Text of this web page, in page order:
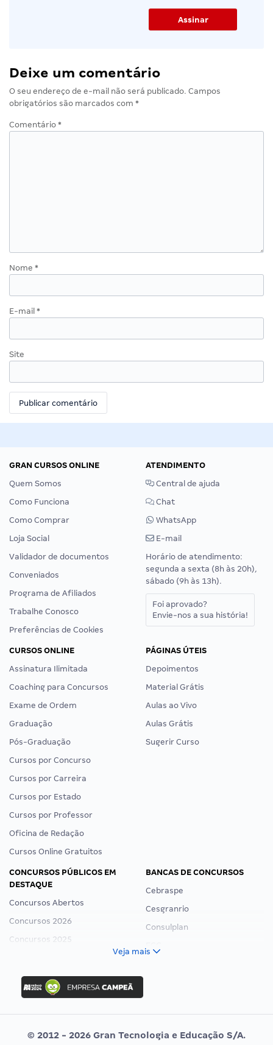
Deixe um comentário
O seu endereço de e-mail não será publicado. Campos
obrigatórios são marcados com *
Comentário *
Nome *
E-mail *
Site
GRAN CURSOS ONLINE
Quem Somos
Como Funciona
Como Comprar
Loja Social
Validador de documentos
Conveniados
Programa de Afiliados
Trabalhe Conosco
Preferências de Cookies
ATENDIMENTO
Central de ajuda
Chat
WhatsApp
E-mail
Horário de atendimento:
segunda a sexta (8h às 20h),
sábado (9h às 13h).
Foi aprovado?
Envie-nos a sua história!
CURSOS ONLINE
Assinatura Ilimitada
Coaching para Concursos
Exame de Ordem
Graduação
Pós-Graduação
Cursos por Concurso
Cursos por Carreira
Cursos por Estado
Cursos por Professor
Oficina de Redação
Cursos Online Gratuitos
PÁGINAS ÚTEIS
Depoimentos
Material Grátis
Aulas ao Vivo
Aulas Grátis
Sugerir Curso
CONCURSOS PÚBLICOS EM
DESTAQUE
Concursos Abertos
Concursos 2026
Concursos 2025
Concurso Ibama
Concurso MPU
Editais publicados
BANCAS DE CONCURSOS
Cebraspe
Cesgranrio
Consulplan
Vunesp
Veja mais
© 2012 - 2026 Gran Tecnologia e Educação S/A.